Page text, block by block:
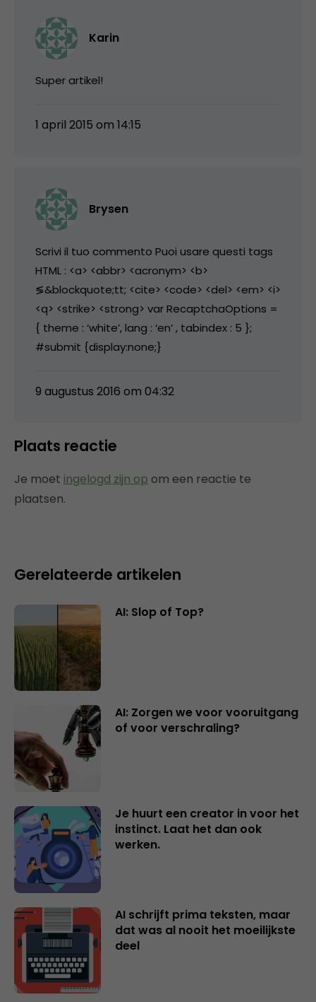
Karin
Super artikel!
1 april 2015 om 14:15
Brysen
Scrivi il tuo commento Puoi usare questi tags
HTML : <a> <abbr> <acronym> <b>
≶&blockquote;tt; <cite> <code> <del> <em> <i>
<q> <strike> <strong> var RecaptchaOptions =
{ theme : ‘white’, lang : ‘en’ , tabindex : 5 };
#submit {display:none;}
9 augustus 2016 om 04:32
Plaats reactie
Je moet ingelogd zijn op om een reactie te
plaatsen.
Gerelateerde artikelen
AI: Slop of Top?
AI: Zorgen we voor vooruitgang
of voor verschraling?
Je huurt een creator in voor het
instinct. Laat het dan ook
werken.
AI schrijft prima teksten, maar
dat was al nooit het moeilijkste
deel